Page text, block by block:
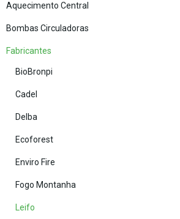
Aquecimento Central
Bombas Circuladoras
Fabricantes
BioBronpi
Cadel
Delba
Ecoforest
Enviro Fire
Fogo Montanha
Leifo